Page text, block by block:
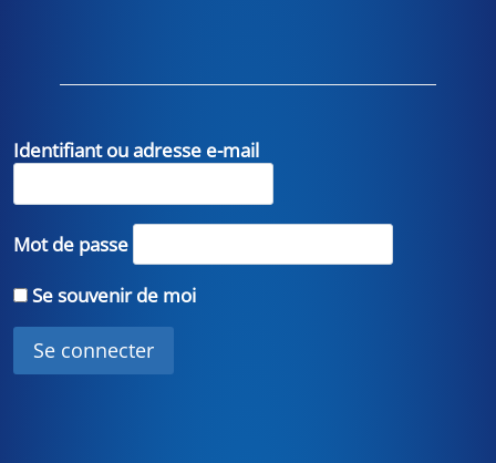
Identifiant ou adresse e-mail
Mot de passe
Se souvenir de moi